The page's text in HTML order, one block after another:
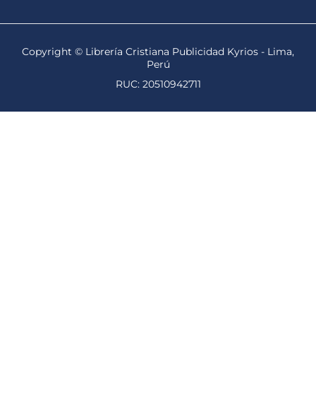
Copyright © Librería Cristiana Publicidad Kyrios - Lima,
Perú
RUC: 20510942711